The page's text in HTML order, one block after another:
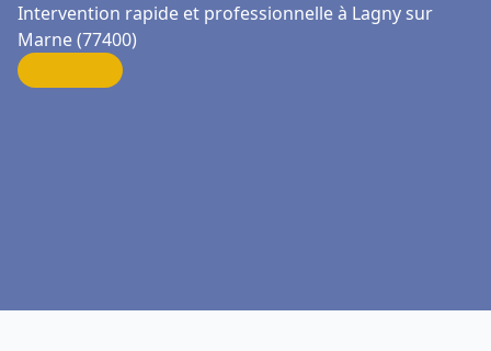
Intervention rapide et professionnelle à Lagny sur
Marne (77400)